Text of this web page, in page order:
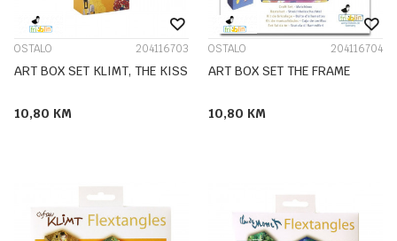
OSTALO 204116703
ART BOX SET KLIMT, THE KISS
10,80 KM
OSTALO 204116704
ART BOX SET THE FRAME
10,80 KM